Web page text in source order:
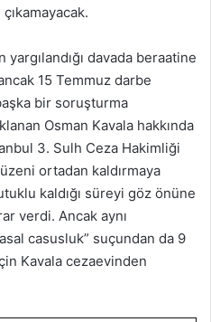
davada beraatine
15 Temmuz darbe
bir soruşturma
Osman Kavala hakkında
3. Sulh Ceza Hakimliği
ortadan kaldırmaya
kaldığı süreyi göz önüne
verdi. Ancak aynı
casusluk” suçundan da 9
Kavala cezaevinden